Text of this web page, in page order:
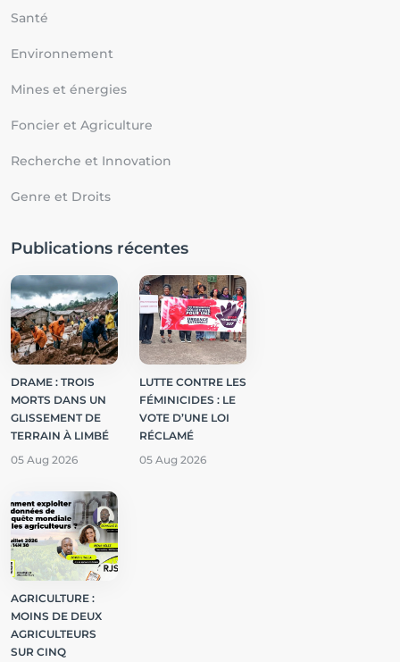
Santé
Environnement
Mines et énergies
Foncier et Agriculture
Recherche et Innovation
Genre et Droits
Publications récentes
DRAME : TROIS
MORTS DANS UN
GLISSEMENT DE
TERRAIN À LIMBÉ
05 Aug 2026
LUTTE CONTRE LES
FÉMINICIDES : LE
VOTE D’UNE LOI
RÉCLAMÉ
05 Aug 2026
AGRICULTURE :
MOINS DE DEUX
AGRICULTEURS
SUR CINQ